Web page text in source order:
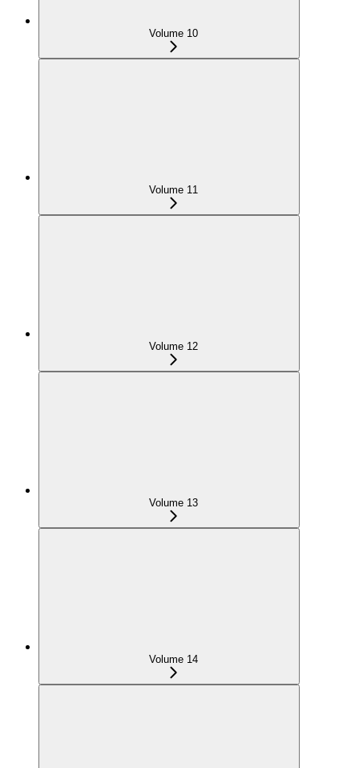
Volume 10
Volume 11
Volume 12
Volume 13
Volume 14